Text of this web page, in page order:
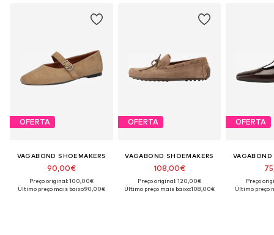
OFERTA
VAGABOND SHOEMAKERS
90,00€
Preço original: 100,00€
Último preço mais baixo:90,00€
OFERTA
VAGABOND SHOEMAKERS
108,00€
Preço original: 120,00€
Último preço mais baixo:108,00€
OFERTA
VAGABOND
Preço
Último preço